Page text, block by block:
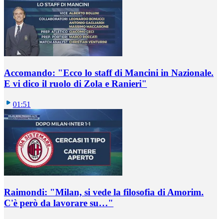
Accomando: "Ecco lo staff di Mancini in Nazionale.
E vi dico il ruolo di Zola e Ranieri"
01:51
Raimondi: "Milan, si vede la filosofia di Amorim.
C'è però da lavorare su…"